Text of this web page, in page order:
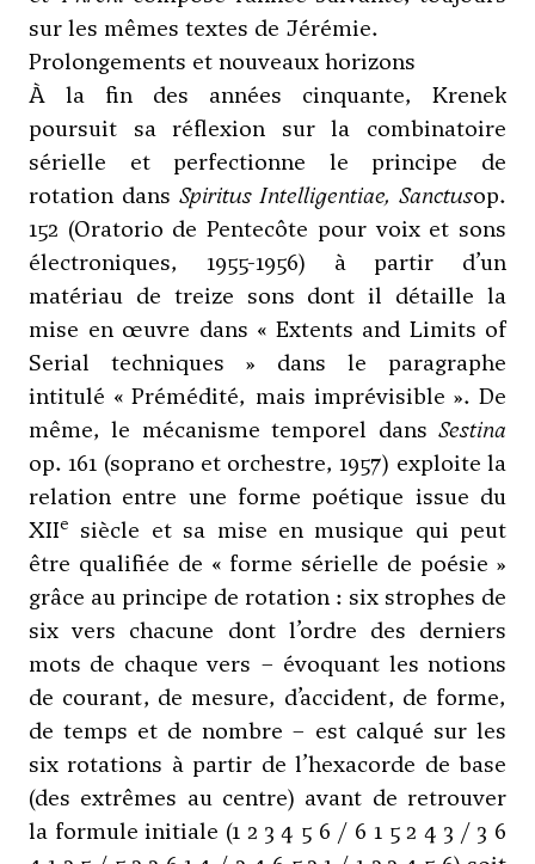
sur les mêmes textes de Jérémie.
Prolongements et nouveaux horizons
À la fin des années cinquante, Krenek
poursuit sa réflexion sur la combinatoire
sérielle et perfectionne le principe de
rotation dans Spiritus Intelligentiae, Sanctusop.
152 (Oratorio de Pentecôte pour voix et sons
électroniques, 1955-1956) à partir d’un
matériau de treize sons dont il détaille la
mise en œuvre dans « Extents and Limits of
Serial techniques » dans le paragraphe
intitulé « Prémédité, mais imprévisible ». De
même, le mécanisme temporel dans Sestina
op. 161 (soprano et orchestre, 1957) exploite la
relation entre une forme poétique issue du
XIIe siècle et sa mise en musique qui peut
être qualifiée de « forme sérielle de poésie »
grâce au principe de rotation : six strophes de
six vers chacune dont l’ordre des derniers
mots de chaque vers – évoquant les notions
de courant, de mesure, d’accident, de forme,
de temps et de nombre – est calqué sur les
six rotations à partir de l’hexacorde de base
(des extrêmes au centre) avant de retrouver
la formule initiale (1 2 3 4 5 6 / 6 1 5 2 4 3 / 3 6